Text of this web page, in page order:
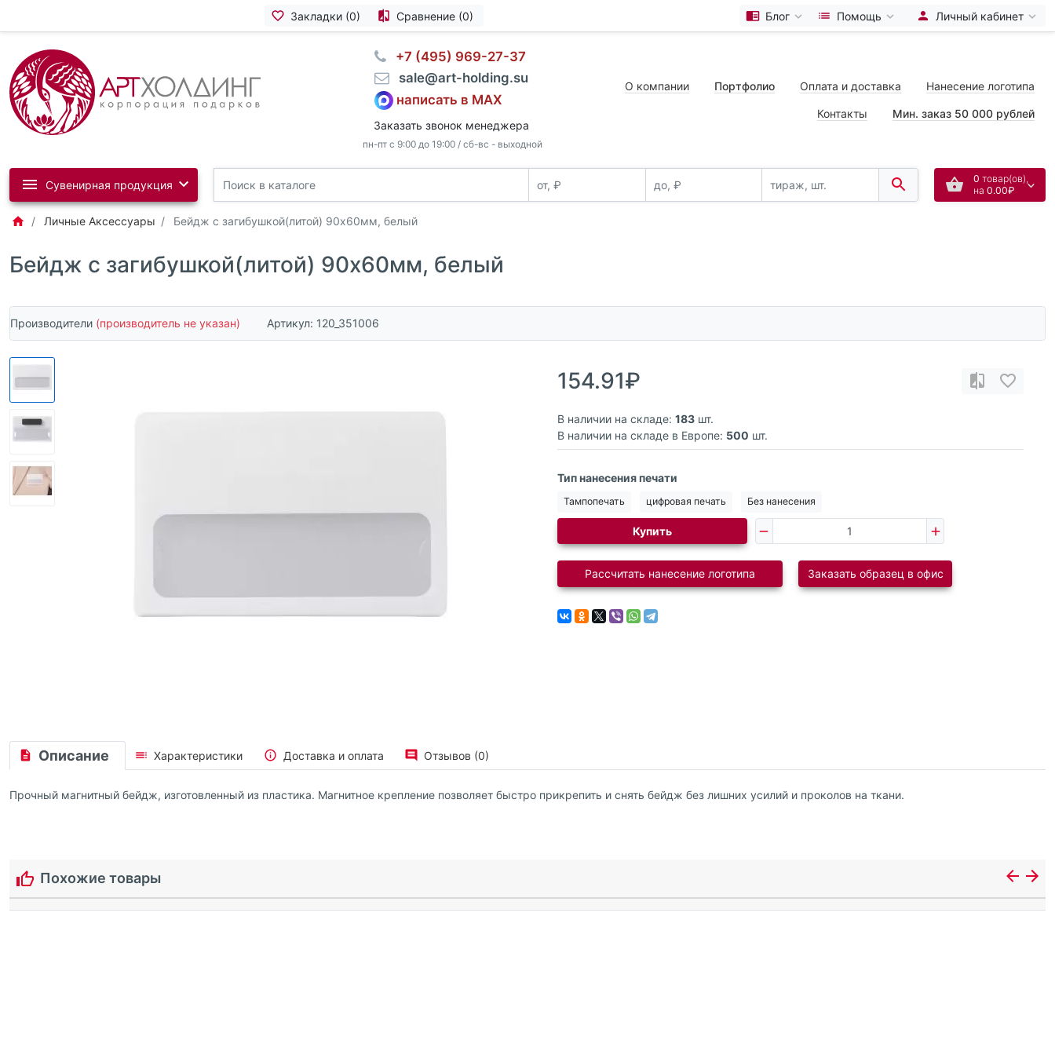
Закладки (0) Сравнение (0) Блог Помощь Личный кабинет
⠀+7 (495) 969-27-37
⠀sale@art-holding.su
написать в MAX
Заказать звонок менеджера
пн-пт с 9:00 до 19:00 / сб-вс - выходной
О компании Портфолио Оплата и доставка Нанесение логотипа
Контакты Мин. заказ 50 000 рублей
0 товар(ов),
на 0.00₽
Сувенирная продукция
Личные Аксессуары Бейдж с загибушкой(литой) 90х60мм, белый
Бейдж с загибушкой(литой) 90х60мм, белый
Производители (производитель не указан) Артикул: 120_351006
154.91₽
В наличии на складе: 183 шт.
В наличии на складе в Европе: 500 шт.
Тип нанесения печати
Тампопечать цифровая печать Без нанесения
Купить
Рассчитать нанесение логотипа Заказать образец в офис
Описание Характеристики Доставка и оплата Отзывов (0)
Прочный магнитный бейдж, изготовленный из пластика. Магнитное крепление позволяет быстро прикрепить и снять бейдж без лишних усилий и проколов на ткани.
Похожие товары